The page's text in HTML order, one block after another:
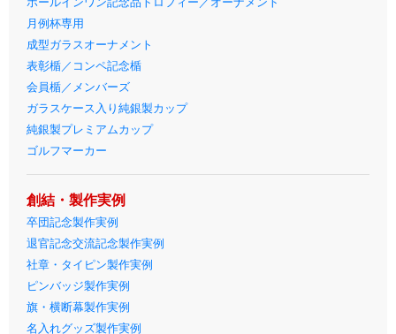
月例杯専用
成型ガラスオーナメント
表彰楯／コンペ記念楯
会員楯／メンバーズ
ガラスケース入り純銀製カップ
純銀製プレミアムカップ
ゴルフマーカー
創結・製作実例
卒団記念製作実例
退官記念交流記念製作実例
社章・タイピン製作実例
ピンバッジ製作実例
旗・横断幕製作実例
名入れグッズ製作実例